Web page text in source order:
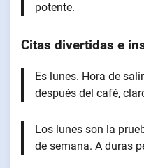
potente.
Citas divertidas e
Es lunes. Hora de
después del café,
Los lunes son la
de semana. A duras